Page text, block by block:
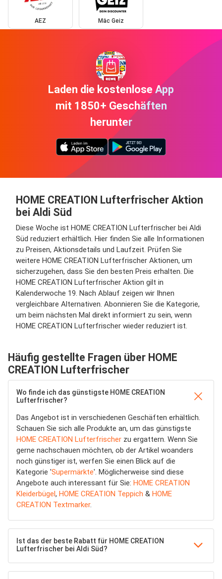
AEZ Mäc Geiz
Laden die kostenlose App
mit 1850+ Geschäften
herunter
HOME CREATION Lufterfrischer Aktion
bei Aldi Süd
Diese Woche ist HOME CREATION Lufterfrischer bei Aldi
Süd reduziert erhältlich. Hier finden Sie alle Informationen
zu Preisen, Aktionsdetails und Laufzeit. Prüfen Sie
weitere HOME CREATION Lufterfrischer Aktionen, um
sicherzugehen, dass Sie den besten Preis erhalten. Die
HOME CREATION Lufterfrischer Aktion gilt in
Kalenderwoche 19. Nach Ablauf zeigen wir Ihnen
vergleichbare Alternativen. Abonnieren Sie die Kategorie,
um beim nächsten Mal direkt informiert zu sein, wenn
HOME CREATION Lufterfrischer wieder reduziert ist.
Häufig gestellte Fragen über HOME
CREATION Lufterfrischer
Wo finde ich das günstigste HOME CREATION
Lufterfrischer?
Das Angebot ist in verschiedenen Geschäften erhältlich.
Schauen Sie sich alle Produkte an, um das günstigste
HOME CREATION Lufterfrischer zu ergattern. Wenn Sie
gerne nachschauen möchten, ob der Artikel woanders
noch günstiger ist, werfen Sie einen Blick auf die
Kategorie 'Supermärkte'. Möglicherweise sind diese
Angebote auch interessant für Sie: HOME CREATION
Kleiderbügel, HOME CREATION Teppich & HOME
CREATION Textmarker.
Ist das der beste Rabatt für HOME CREATION
Lufterfrischer bei Aldi Süd?